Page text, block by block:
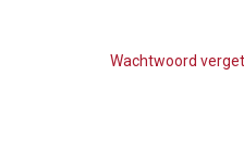
Wachtwoord